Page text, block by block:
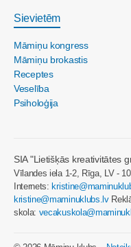
Sievietēm
Māmiņu kongress
Māmiņu brokastis
Receptes
Veselība
Psiholoģija
SIA "Lietišķās kreativitātes
Vīlandes iela 1-2, Rīga, LV -
Internets:
kristine@maminuklubs.lv
skola: